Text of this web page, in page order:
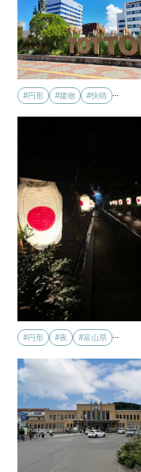
#円形 #建物 #快晴
#円形 #夜 #富山県